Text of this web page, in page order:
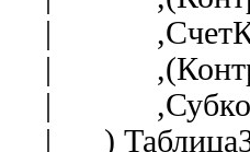
| ,СчетКт
|
|
| )